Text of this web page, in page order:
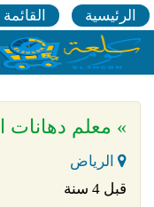
الرئيسية
» معلم دهانات الرياض
الرياض
قبل 4 سنة